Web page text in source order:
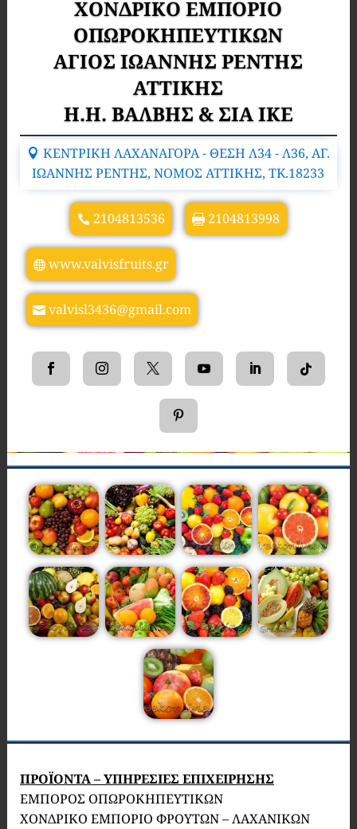
ΧΟΝΔΡΙΚΟ ΕΜΠΟΡΙΟ
ΟΠΩΡΟΚΗΠΕΥΤΙΚΩΝ
ΑΓΙΟΣ ΙΩΑΝΝΗΣ ΡΕΝΤΗΣ
ΑΤΤΙΚΗΣ
Η.Η. ΒΑΛΒΗΣ & ΣΙΑ ΙΚΕ
ΚΕΝΤΡΙΚΗ ΛΑΧΑΝΑΓΟΡΑ - ΘΕΣΗ Λ34 - Λ36, ΑΓ.
ΙΩΑΝΝΗΣ ΡΕΝΤΗΣ, ΝΟΜΟΣ ΑΤΤΙΚΗΣ, TK.18233
2104813536 2104813998
www.valvisfruits.gr
valvisl3436@gmail.com
ΠΡΟΪΟΝΤΑ – ΥΠΗΡΕΣΙΕΣ ΕΠΙΧΕΙΡΗΣΗΣ
ΕΜΠΟΡΟΣ ΟΠΩΡΟΚΗΠΕΥΤΙΚΩΝ
ΧΟΝΔΡΙΚΟ ΕΜΠΟΡΙΟ ΦΡΟΥΤΩΝ – ΛΑΧΑΝΙΚΩΝ